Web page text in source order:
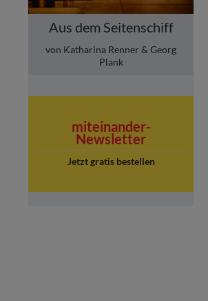
Aus dem Seitenschiff
von Katharina Renner & Georg
Plank
miteinander-
Newsletter
Jetzt gratis bestellen